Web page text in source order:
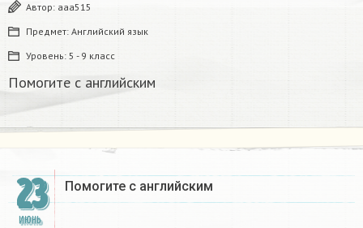
Автор: ааа515
Предмет: Английский язык
Уровень: 5 - 9 класс
Помогите с английским
23
ИЮНЬ
Помогите с английским